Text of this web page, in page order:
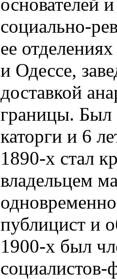
социально-
ее
и Одессе,
доставкой
границы. Был
каторги и 6
1890-х стал
владельцем
публицист и
1900-х был
социалистов-